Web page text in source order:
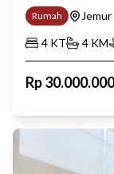
Rumah
4 KT 4 KM
Rp